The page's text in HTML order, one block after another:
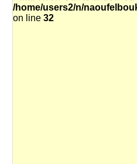
/home/users2/n/
on line 32